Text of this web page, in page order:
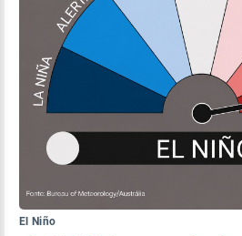
El Niño